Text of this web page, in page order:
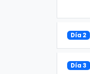
Día 2
Día 3